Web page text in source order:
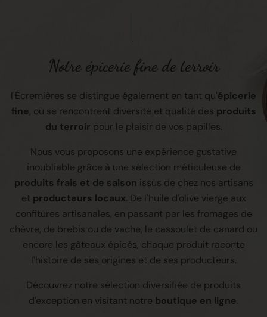
Notre épicerie fine de terroir
l'Écremières se distingue également en tant qu'épicerie
fine, où se rencontrent diversité et qualité des produits
du terroir pour le plaisir de vos papilles.
Nous vous proposons une expérience gustative
inoubliable grâce à une sélection méticuleuse de
produits frais et de saison issus de chez nos artisans
et producteurs locaux. De l'huile d'olive vierge aux
confitures artisanales, en passant par les fromages de
chèvre, de brebis ou de vache, le cassoulet de canard ou
encore les gâteaux épicés, chaque produit raconte
l'histoire de ses origines et de ses producteurs.
Découvrez notre sélection diversifiée de produits
d'exception en visitant notre boutique en ligne.